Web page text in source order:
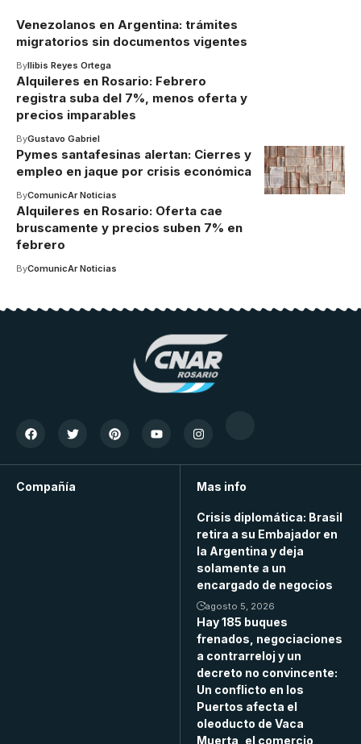
Venezolanos en Argentina: trámites
migratorios sin documentos vigentes
ByIlibis Reyes Ortega
Alquileres en Rosario: Febrero
registra suba del 7%, menos oferta y
precios imparables
ByGustavo Gabriel
Pymes santafesinas alertan: Cierres y
empleo en jaque por crisis económica
ByComunicAr Noticias
Alquileres en Rosario: Oferta cae
bruscamente y precios suben 7% en
febrero
ByComunicAr Noticias
Compañía Mas info
Crisis diplomática: Brasil
retira a su Embajador en
la Argentina y deja
solamente a un
encargado de negocios
agosto 5, 2026
Hay 185 buques
frenados, negociaciones
a contrarreloj y un
decreto no convincente:
Un conflicto en los
Puertos afecta el
oleoducto de Vaca
Muerta, el comercio